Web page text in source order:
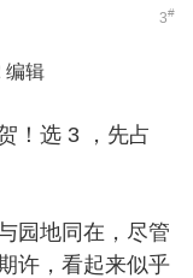
3#
编辑
！选 3 ，先占
园地同在，尽管
许，看起来似乎